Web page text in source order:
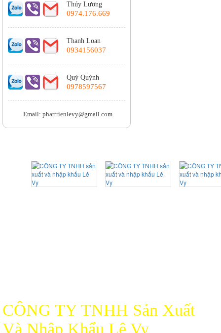
Thúy Lương
0974.176.669
Thanh Loan
0934156037
Quý Quỳnh
0978597567
Email: phattrienlevy@gmail.com
CÔNG TY TNHH Sản Xuất
Và Nhập Khẩu Lê Vy